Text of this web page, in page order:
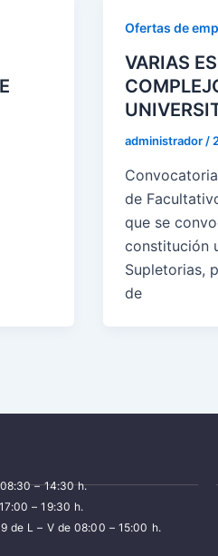
Ofertas de
VARIAS
administrador/
de
que se
constitución
Supletorias,
de
– 14:30 h.
– 19:30 h.
de L – V de 08:00 – 15:00 h.